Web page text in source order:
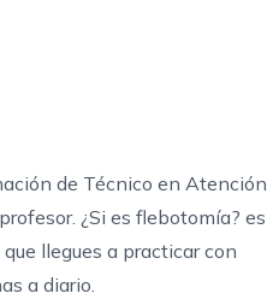
de Técnico en Atención
¿Si es flebotomía? es
llegues a practicar con
a diario.